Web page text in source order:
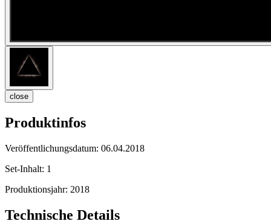
close
Produktinfos
Veröffentlichungsdatum: 06.04.2018
Set-Inhalt: 1
Produktionsjahr: 2018
Technische Details